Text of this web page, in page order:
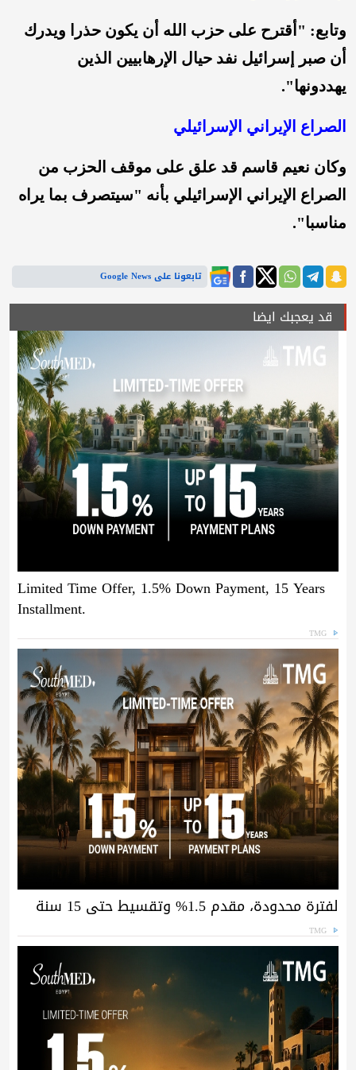
وتابع: "أقترح على حزب الله أن يكون حذرا ويدرك
أن صبر إسرائيل نفد حيال الإرهابيين الذين
يهددونها".
الصراع الإيراني الإسرائيلي
وكان نعيم قاسم قد علق على موقف الحزب من
الصراع الإيراني الإسرائيلي بأنه "سيتصرف بما يراه
مناسبا".
تابعونا على Google News
قد يعجبك ايضا
Limited Time Offer, 1.5% Down Payment, 15 Years
Installment.
TMG
لفترة محدودة، مقدم 1.5% وتقسيط حتى 15 سنة
TMG